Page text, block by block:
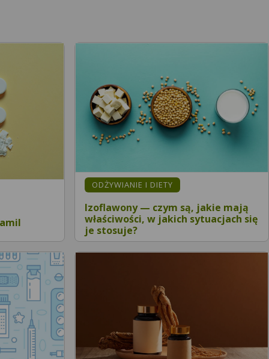
ODŻYWIANIE I DIETY
Izoflawony — czym są, jakie mają
właściwości, w jakich sytuacjach się
je stosuje?